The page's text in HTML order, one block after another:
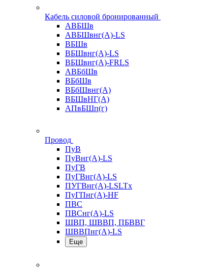
Кабель силовой бронированный
АВБШв
АВБШвнг(А)-LS
ВБШв
ВБШвнг(А)-LS
ВБШвнг(А)-FRLS
АВБбШв
ВБбШв
ВБбШвнг(А)
ВБШвНГ(А)
АПвБШп(г)
Провод
ПуВ
ПуВнг(А)-LS
ПуГВ
ПуГВнг(А)-LS
ПУГВнг(А)-LSLTx
ПуГПнг(А)-HF
ПВС
ПВСнг(А)-LS
ШВП, ШВВП, ПБВВГ
ШВВПнг(А)-LS
Еще